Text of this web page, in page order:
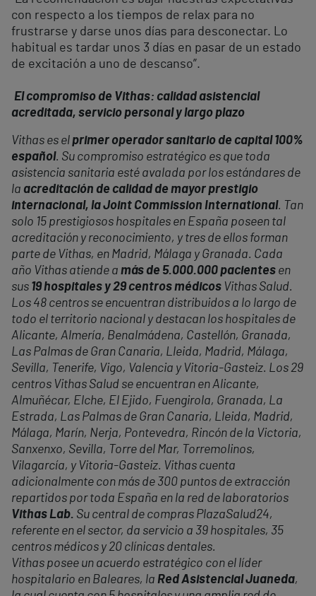
con respecto a los tiempos de relax para no
frustrarse y darse unos días para desconectar. Lo
habitual es tardar unos 3 días en pasar de un estado
de excitación a uno de descanso”.
El compromiso de Vithas: calidad asistencial
acreditada, servicio personal y largo plazo
Vithas es elprimer operador sanitario de capital 100%
español. Su compromiso estratégico es que toda
asistencia sanitaria esté avalada por los estándares de
la acreditación de calidad de mayor prestigio
internacional, la Joint Commission International. Tan
solo 15 prestigiosos hospitales en España poseen tal
acreditación y reconocimiento, y tres de ellos forman
parte de Vithas, en Madrid, Málaga y Granada. Cada
año Vithas atiende a más de 5.000.000 pacientes en
sus 19 hospitales y 29 centros médicos Vithas Salud.
Los 48 centros se encuentran distribuidos a lo largo de
todo el territorio nacional y destacan los hospitales de
Alicante, Almería, Benalmádena, Castellón, Granada,
Las Palmas de Gran Canaria, Lleida, Madrid, Málaga,
Sevilla, Tenerife, Vigo, Valencia y Vitoria-Gasteiz. Los 29
centros Vithas Salud se encuentran en Alicante,
Almuñécar, Elche, El Ejido, Fuengirola, Granada, La
Estrada, Las Palmas de Gran Canaria, Lleida, Madrid,
Málaga, Marín, Nerja, Pontevedra, Rincón de la Victoria,
Sanxenxo, Sevilla, Torre del Mar, Torremolinos,
Vilagarcía, y Vitoria-Gasteiz. Vithas cuenta
adicionalmente con más de 300 puntos de extracción
repartidos por toda España en la red de laboratorios
Vithas Lab. Su central de compras PlazaSalud24,
referente en el sector, da servicio a 39 hospitales, 35
centros médicos y 20 clínicas dentales.
Vithas posee un acuerdo estratégico con el líder
hospitalario en Baleares, la Red Asistencial Juaneda,